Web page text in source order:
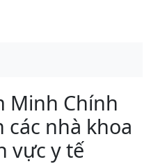
Minh Chính
nhà khoa
vực y tế